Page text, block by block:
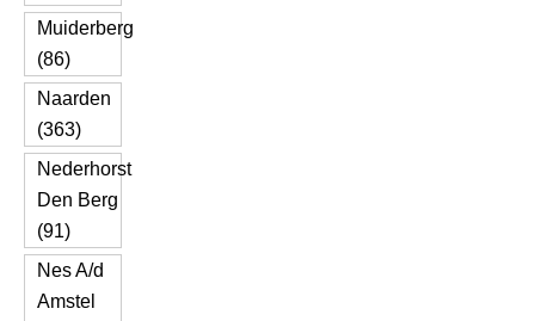
Muiderberg
(86)
Naarden
(363)
Nederhorst
Den Berg
(91)
Nes A/d
Amstel